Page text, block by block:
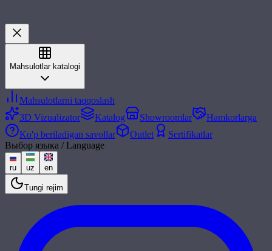
Mahsulotlar katalogi
Mahsulotlarni taqqoslash
3D Vizualizator
Katalog Showroomlar
Hamkorlarga
Ko'p beriladigan savollar
Outlet
Sertifikatlar
Выбор языка / Language
ru uz en
Tungi rejim